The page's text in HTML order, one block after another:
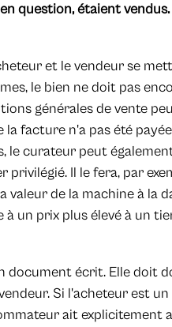
question, étaient
et le vendeur se
le bien ne doit pas
générales de vente
facture n'a pas été
le curateur peut
Il le fera, par
valeur de la machine à la
un prix plus élevé à un
document écrit. Elle doit
Si l'acheteur est un
ait explicitement